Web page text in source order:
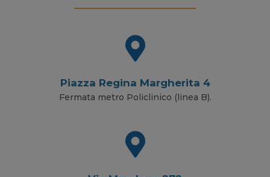
Piazza Regina Margherita 4
Fermata metro Policlinico (linea B).